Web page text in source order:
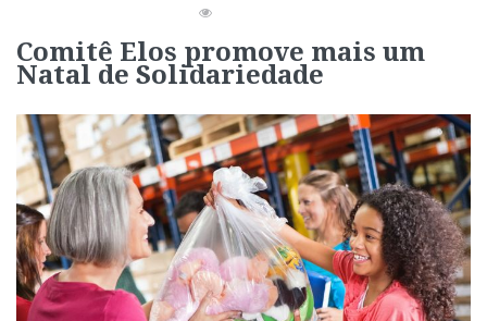
Comitê Elos promove mais um
Natal de Solidariedade